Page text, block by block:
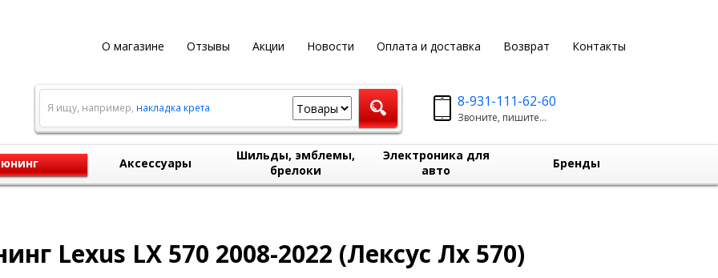
О магазине Отзывы Акции Новости Оплата и доставка Возврат Контакты
8-931-111-62-60
Звоните, пишите...
Я ищу, например, накладка крета
Аксессуары
Шильды, эмблемы,
брелоки
Электроника для
авто
Бренды
Lexus LX 570 2008-2022 (Лексус Лх 570)